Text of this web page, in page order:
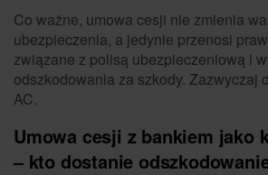
Co ważne, umowa cesji nie zmienia
ubezpieczenia, a jedynie przenosi
związane z polisą ubezpieczeniową i
odszkodowania za szkody. Zazwyczaj
AC.
Umowa cesji z bankiem jako
– kto dostanie